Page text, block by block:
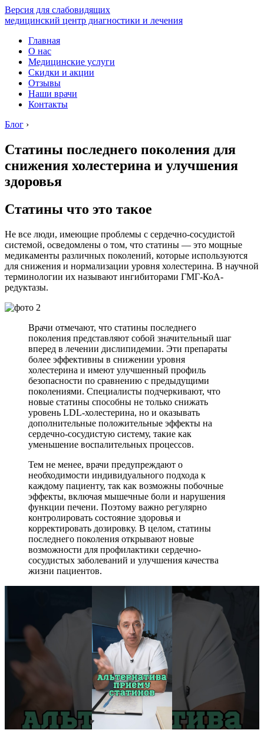
Версия для слабовидящих
медицинский центр диагностики и лечения
Главная
О нас
Медицинские услуги
Скидки и акции
Отзывы
Наши врачи
Контакты
Блог ›
Статины последнего поколения для
снижения холестерина и улучшения
здоровья
Статины что это такое
Не все люди, имеющие проблемы с сердечно-сосудистой
системой, осведомлены о том, что статины — это мощные
медикаменты различных поколений, которые используются
для снижения и нормализации уровня холестерина. В научной
терминологии их называют ингибиторами ГМГ-КоА-
редуктазы.
Врачи отмечают, что статины последнего
поколения представляют собой значительный шаг
вперед в лечении дислипидемии. Эти препараты
более эффективны в снижении уровня
холестерина и имеют улучшенный профиль
безопасности по сравнению с предыдущими
поколениями. Специалисты подчеркивают, что
новые статины способны не только снижать
уровень LDL-холестерина, но и оказывать
дополнительные положительные эффекты на
сердечно-сосудистую систему, такие как
уменьшение воспалительных процессов.
Тем не менее, врачи предупреждают о
необходимости индивидуального подхода к
каждому пациенту, так как возможны побочные
эффекты, включая мышечные боли и нарушения
функции печени. Поэтому важно регулярно
контролировать состояние здоровья и
корректировать дозировку. В целом, статины
последнего поколения открывают новые
возможности для профилактики сердечно-
сосудистых заболеваний и улучшения качества
жизни пациентов.